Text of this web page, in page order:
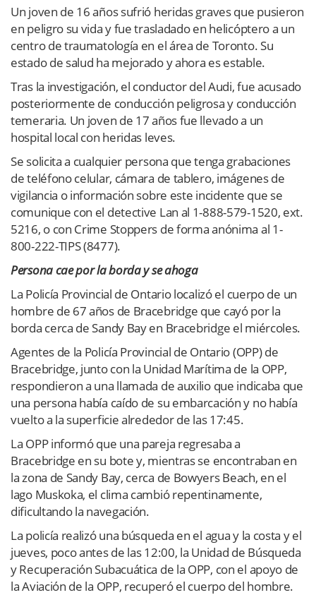
Un joven de 16 años sufrió heridas graves que pusieron
en peligro su vida y fue trasladado en helicóptero a un
centro de traumatología en el área de Toronto. Su
estado de salud ha mejorado y ahora es estable.
Tras la investigación, el conductor del Audi, fue acusado
posteriormente de conducción peligrosa y conducción
temeraria. Un joven de 17 años fue llevado a un
hospital local con heridas leves.
Se solicita a cualquier persona que tenga grabaciones
de teléfono celular, cámara de tablero, imágenes de
vigilancia o información sobre este incidente que se
comunique con el detective Lan al 1-888-579-1520, ext.
5216, o con Crime Stoppers de forma anónima al 1-
800-222-TIPS (8477).
Persona cae por la borda y se ahoga
La Policía Provincial de Ontario localizó el cuerpo de un
hombre de 67 años de Bracebridge que cayó por la
borda cerca de Sandy Bay en Bracebridge el miércoles.
Agentes de la Policía Provincial de Ontario (OPP) de
Bracebridge, junto con la Unidad Marítima de la OPP,
respondieron a una llamada de auxilio que indicaba que
una persona había caído de su embarcación y no había
vuelto a la superficie alrededor de las 17:45.
La OPP informó que una pareja regresaba a
Bracebridge en su bote y, mientras se encontraban en
la zona de Sandy Bay, cerca de Bowyers Beach, en el
lago Muskoka, el clima cambió repentinamente,
dificultando la navegación.
La policía realizó una búsqueda en el agua y la costa y el
jueves, poco antes de las 12:00, la Unidad de Búsqueda
y Recuperación Subacuática de la OPP, con el apoyo de
la Aviación de la OPP, recuperó el cuerpo del hombre.